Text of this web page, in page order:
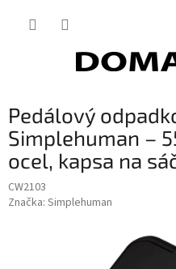
Pedálový
Simplehuman –
ocel, kapsa na
CW2103
Značka: Simplehuman